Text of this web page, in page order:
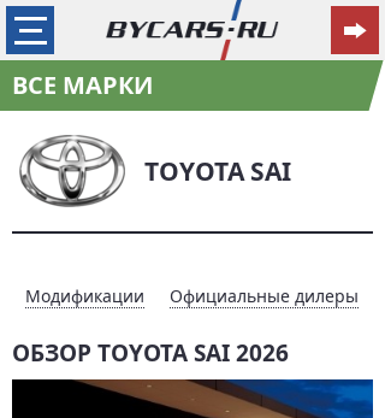
ВСЕ МАРКИ
TOYOTA SAI
Модификации Официальные дилеры
ОБЗОР TOYOTA SAI 2026